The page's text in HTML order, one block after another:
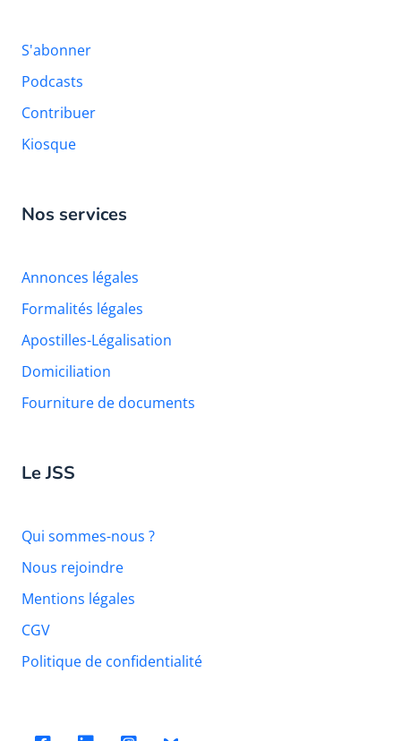
S'abonner
Podcasts
Contribuer
Kiosque
Nos services
Annonces légales
Formalités légales
Apostilles-Légalisation
Domiciliation
Fourniture de documents
Le JSS
Qui sommes-nous ?
Nous rejoindre
Mentions légales
CGV
Politique de confidentialité